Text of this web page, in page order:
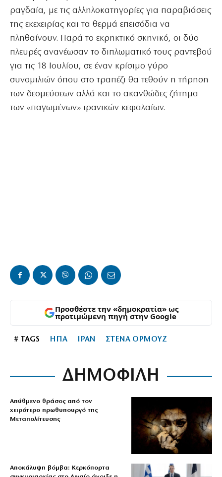
ραγδαία, με τις αλληλοκατηγορίες για παραβιάσεις
της εκεχειρίας και τα θερμά επεισόδια να
πληθαίνουν. Παρά το εκρηκτικό σκηνικό, οι δύο
πλευρές ανανέωσαν το διπλωματικό τους ραντεβού
για τις 18 Ιουλίου, σε έναν κρίσιμο γύρο
συνομιλιών όπου στο τραπέζι θα τεθούν η τήρηση
των δεσμεύσεων αλλά και το ακανθώδες ζήτημα
των «παγωμένων» ιρανικών κεφαλαίων.
Προσθέστε την «δημοκρατία» ως
προτιμώμενη πηγή στην Google
# TAGS ΗΠΑ ΙΡΑΝ ΣΤΕΝΑ ΟΡΜΟΥΖ
ΔΗΜΟΦΙΛΗ
Απύθμενο θράσος από τον
χειρότερο πρωθυπουργό της
Μεταπολίτευσης
Αποκάλυψη βόμβα: Κερκόπορτα